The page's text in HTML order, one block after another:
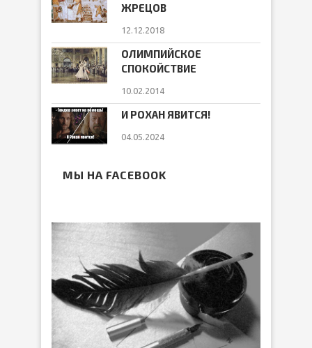
ЖРЕЦОВ
12.12.2018
ОЛИМПИЙСКОЕ
СПОКОЙСТВИЕ
10.02.2014
И РОХАН ЯВИТСЯ!
04.05.2024
МЫ НА FACEBOOK